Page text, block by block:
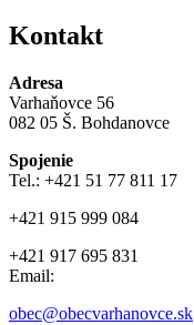
Kontakt
Adresa
Varhaňovce 56
082 05 Š. Bohdanovce
Spojenie
Tel.: +421 51 77 811 17
+421 915 999 084
+421 917 695 831
Email:
obec@obecvarhanovce.sk